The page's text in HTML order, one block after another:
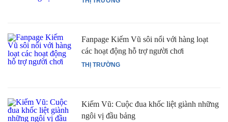
THỊ TRƯỜNG
Fanpage Kiếm Vũ sôi nổi với hàng loạt
các hoạt động hỗ trợ người chơi
Kiếm Vũ: Cuộc đua khốc liệt giành những
ngôi vị đầu bảng